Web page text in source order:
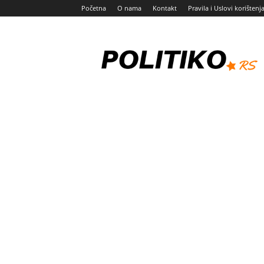
Početna O nama Kontakt Pravila i Uslovi korištenja